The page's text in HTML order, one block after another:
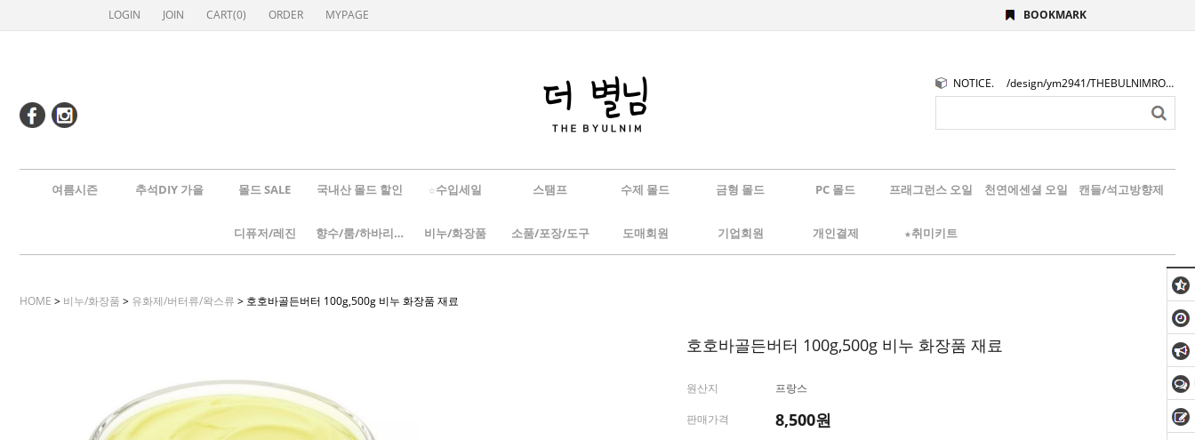
LOGIN JOIN CART(0) ORDER MYPAGE BOOKMARK
NOTICE. /design/ym2941/THEBULNIMROGO.png
여름시즌 추석DIY 가을 몰드 SALE 국내산 몰드 할인 ☆수입세일 스탬프 수제 몰드 금형 몰드 PC 몰드 프래그런스 오일 천연에센셜 오일 캔들/석고방향제
디퓨저/레진 향수/룸/하바리움 비누/화장품 소품/포장/도구 도매회원 기업회원 개인결제 ★취미키트
HOME > 비누/화장품 > 유화제/버터류/왁스류 > 호호바골든버터 100g,500g 비누 화장품 재료
호호바골든버터 100g,500g 비누 화장품 재료
원산지 프랑스
판매가격 8,500원